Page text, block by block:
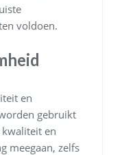
voldoen.
en
gebruikt
en
meegaan, zelfs